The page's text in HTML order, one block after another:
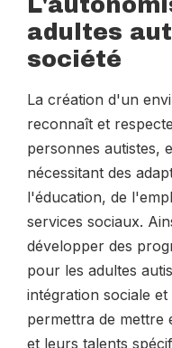
adultes
société
La création d'un
reconnaît et
personnes autistes,
nécessitant des
l'éducation, de
services sociaux.
développer des
pour les adultes
intégration sociale
permettra de mettre
et leurs talents